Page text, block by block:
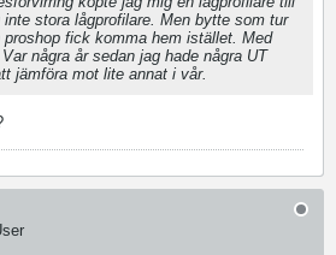
stora lågprofilare. Men bytte som tur
proshop fick komma hem istället. Med
några år sedan jag hade några UT
jämföra mot lite annat i vår.